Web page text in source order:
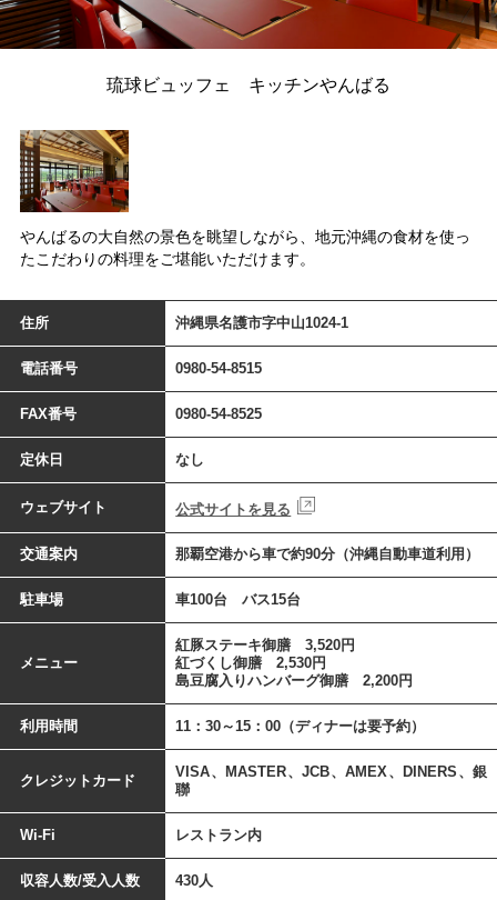
琉球ビュッフェ キッチンやんばる
やんばるの大自然の景色を眺望しながら、地元沖縄の食材を使っ
たこだわりの料理をご堪能いただけます。
住所 沖縄県名護市字中山1024-1
電話番号 0980-54-8515
FAX番号 0980-54-8525
定休日 なし
ウェブサイト 公式サイトを見る
交通案内 那覇空港から車で約90分（沖縄自動車道利用）
駐車場 車100台 バス15台
メニュー
紅豚ステーキ御膳 3,520円
紅づくし御膳 2,530円
島豆腐入りハンバーグ御膳 2,200円
利用時間 11：30～15：00（ディナーは要予約）
クレジットカード
VISA、MASTER、JCB、AMEX、DINERS、銀
聯
Wi-Fi レストラン内
収容人数/受入人数 430人